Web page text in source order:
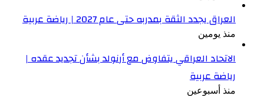
العراق يجدد الثقة بمدربه حتى عام 2027 | رياضة عربية
منذ يومين
الاتحاد العراقي يتفاوض مع أرنولد بشأن تجديد عقده |
رياضة عربية
منذ أسبوعين